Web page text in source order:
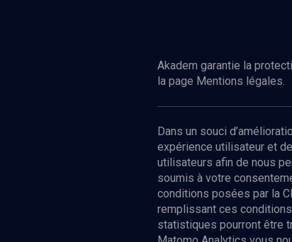
Akadem garantie la
la page Mentions légales.
Dans un souci
expérience utilisateur et
utilisateurs afin de nous
soumis à votre
conditions posées par la
remplissant ces
statistiques pourront être